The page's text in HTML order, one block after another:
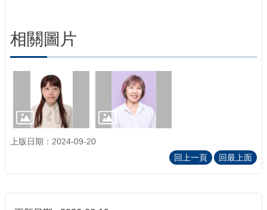
相關圖片
上版日期：2024-09-20
回上一頁
回最上面